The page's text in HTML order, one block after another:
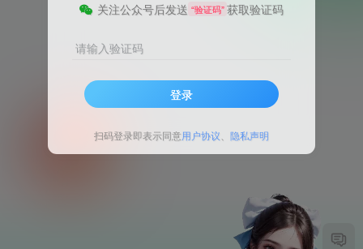
关注公众号后发送 “验证码” 获取验证码
请输入验证码
登录
扫码登录即表示同意用户协议 隐私声明